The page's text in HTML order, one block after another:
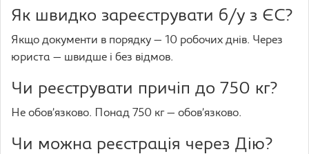
Як швидко зареєструвати б/у з ЄС?
Якщо документи в порядку — 10 робочих днів. Через
юриста — швидше і без відмов.
Чи реєструвати причіп до 750 кг?
Не обов’язково. Понад 750 кг — обов’язково.
Чи можна реєстрація через Дію?